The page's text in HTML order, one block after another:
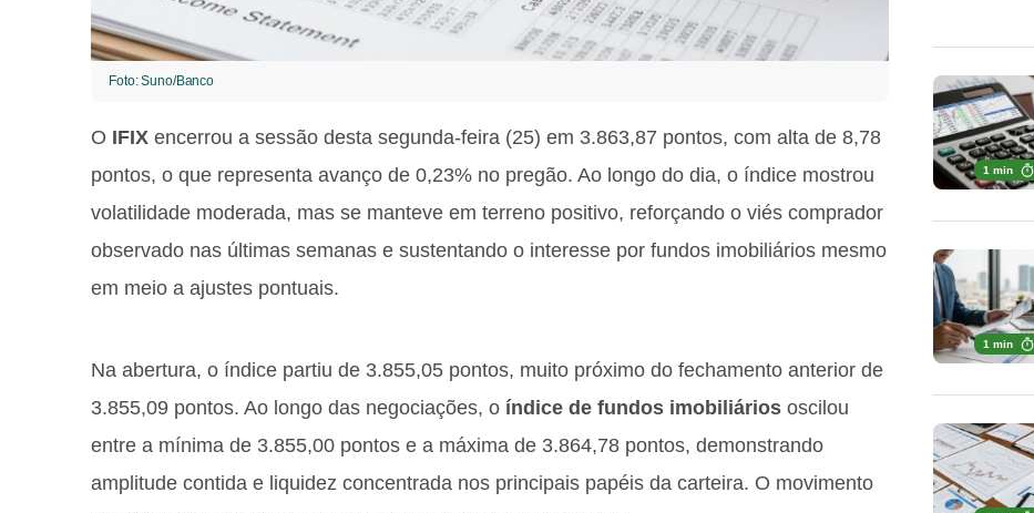
Foto: Suno/Banco
O IFIX encerrou a sessão desta segunda-feira (25) em 3.863,87 pontos, com alta de 8,78
pontos, o que representa avanço de 0,23% no pregão. Ao longo do dia, o índice mostrou
volatilidade moderada, mas se manteve em terreno positivo, reforçando o viés comprador
observado nas últimas semanas e sustentando o interesse por fundos imobiliários mesmo
em meio a ajustes pontuais.
Na abertura, o índice partiu de 3.855,05 pontos, muito próximo do fechamento anterior de
3.855,09 pontos. Ao longo das negociações, o índice de fundos imobiliários oscilou
entre a mínima de 3.855,00 pontos e a máxima de 3.864,78 pontos, demonstrando
amplitude contida e liquidez concentrada nos principais papéis da carteira. O movimento
1 min
1 min